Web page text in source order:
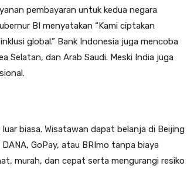
pembayaran untuk kedua negara
BI menyatakan “Kami ciptakan
global.” Bank Indonesia juga mencoba
Selatan, dan Arab Saudi. Meski India juga
biasa. Wisatawan dapat belanja di Beijing
GoPay, atau BRImo tanpa biaya
murah, dan cepat serta mengurangi resiko